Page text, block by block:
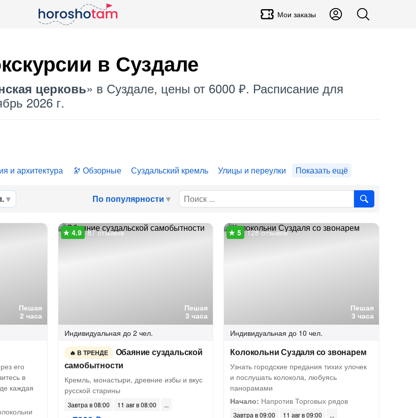
Мои заказы
в Суздале
церковь» в Суздале, цены от 6000 ₽. Расписание для
2026 г.
и архитектура Обзорные Суздальский кремль Улицы и переулки Показать ещё
По популярности
Пешая
2 часа
его
в
каждая
Пешая
3 часа
87 отзывов
Индивидуальная до 2 чел.
В ТРЕНДЕ
Обаяние суздальской
самобытности
Кремль, монастыри, древние избы и вкус
русской старины
Завтра в 08:00
11 авг в 08:00
Пешая
3 часа
128 отзывов
Индивидуальная до 10 чел.
Колокольни Суздаля со звонарем
Узнать городские предания тихих улочек
и послушать колокола, любуясь
панорамами
Начало: Напротив Торговых рядов
Завтра в 09:00
11 авг в 09:00